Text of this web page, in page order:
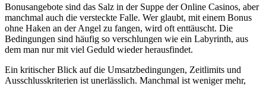
Bonusangebote sind das Salz in der Suppe der Online Casinos, aber
manchmal auch die versteckte Falle. Wer glaubt, mit einem Bonus
ohne Haken an der Angel zu fangen, wird oft enttäuscht. Die
Bedingungen sind häufig so verschlungen wie ein Labyrinth, aus
dem man nur mit viel Geduld wieder herausfindet.
Ein kritischer Blick auf die Umsatzbedingungen, Zeitlimits und
Ausschlusskriterien ist unerlässlich. Manchmal ist weniger mehr,